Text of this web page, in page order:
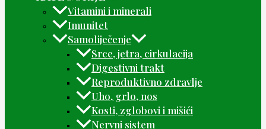
Vitamini i minerali
Imunitet
Samoliječenje
Srce, jetra, cirkulacija
Digestivni trakt
Reproduktivno zdravlje
Uho, grlo, nos
Kosti, zglobovi i mišići
Nervni sistem